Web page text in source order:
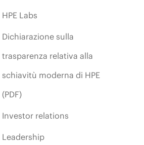
HPE Labs
Dichiarazione sulla
trasparenza relativa alla
schiavitù moderna di HPE
(PDF)
Investor relations
Leadership